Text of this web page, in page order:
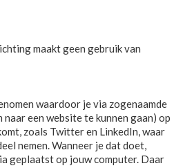
maakt geen gebruik van
waardoor je via zogenaamde
een website te kunnen gaan) op
zoals Twitter en LinkedIn, waar
nemen. Wanneer je dat doet,
geplaatst op jouw computer. Daar